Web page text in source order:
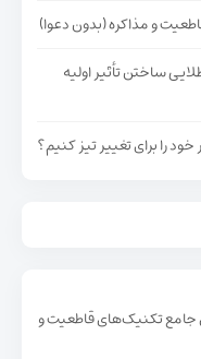
و مذاکره (بدون دعوا)
ساختن تأثیر اولیه
را برای تغییر تیز کنیم؟
جامع تکنیک‌های قاطعیت و